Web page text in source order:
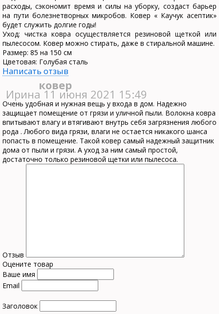
расходы, сэкономит время и силы на уборку, создаст барьер
на пути болезнетворных микробов. Ковер « Каучук асептик»
будет служить долгие годы!
Уход: чистка ковра осуществляется резиновой щеткой или
пылесосом. Ковер можно стирать, даже в стиральной машине.
Размер: 85 на 150 см
Цветовая: Голубая сталь
Написать отзыв
ковер
Ирина 11 июня 2021 15:49
Очень удобная и нужная вещь у входа в дом. Надежно
защищает помещение от грязи и уличной пыли. Волокна ковра
впитывают влагу и втягивают внутрь себя загрязнения любого
рода . Любого вида грязи, влаги не остается никакого шанса
попасть в помещение. Такой ковер самый надежный защитник
дома от пыли и грязи. А уход за ним самый простой,
достаточно только резиновой щетки или пылесоса.
Отзыв
Оцените товар
Ваше имя
Email
Заголовок